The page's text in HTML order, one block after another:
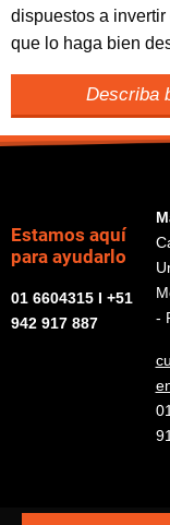
dispuestos a
que lo haga bien
Describa
Estamos aquí
para ayudarlo
01 6604315 I +51
942 917 887
-